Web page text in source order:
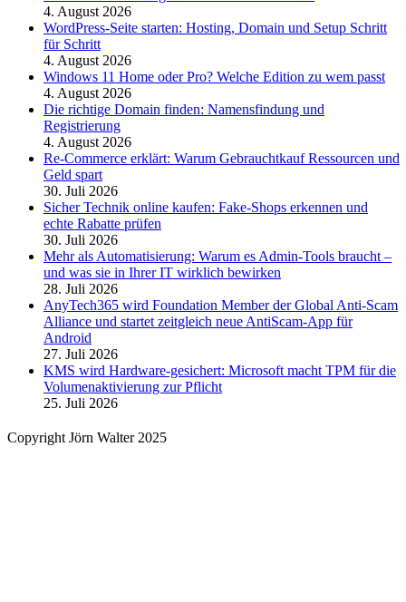
4. August 2026
WordPress-Seite starten: Hosting, Domain und Setup Schritt
für Schritt
4. August 2026
Windows 11 Home oder Pro? Welche Edition zu wem passt
4. August 2026
Die richtige Domain finden: Namensfindung und
Registrierung
4. August 2026
Re-Commerce erklärt: Warum Gebrauchtkauf Ressourcen und
Geld spart
30. Juli 2026
Sicher Technik online kaufen: Fake-Shops erkennen und
echte Rabatte prüfen
30. Juli 2026
Mehr als Automatisierung: Warum es Admin-Tools braucht –
und was sie in Ihrer IT wirklich bewirken
28. Juli 2026
AnyTech365 wird Foundation Member der Global Anti-Scam
Alliance und startet zeitgleich neue AntiScam-App für
Android
27. Juli 2026
KMS wird Hardware-gesichert: Microsoft macht TPM für die
Volumenaktivierung zur Pflicht
25. Juli 2026
Copyright Jörn Walter 2025